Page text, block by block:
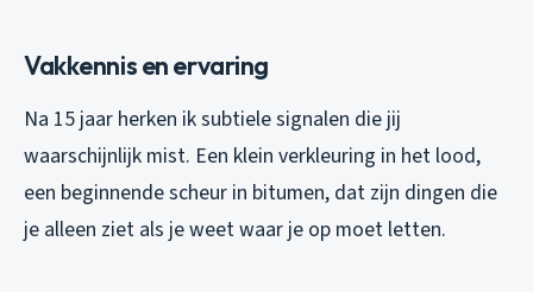
Vakkennis en ervaring
Na 15 jaar herken ik subtiele signalen die jij
waarschijnlijk mist. Een klein verkleuring in het lood,
een beginnende scheur in bitumen, dat zijn dingen die
je alleen ziet als je weet waar je op moet letten.